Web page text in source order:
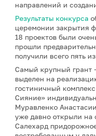
направлений и
Результаты конкурса
церемонии закрытия
18 проектов были
прошли
получили всего пять
Самый крупный грант
выделен на
гостиничный
Сияние»
Муравленко
уже давно открыли на
Салехард